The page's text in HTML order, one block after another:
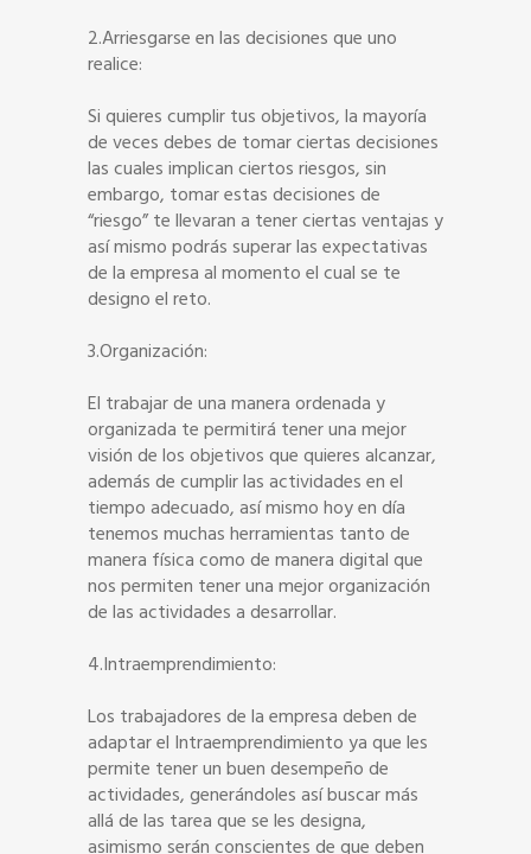
2.Arriesgarse en las decisiones que uno
realice:
Si quieres cumplir tus objetivos, la mayoría
de veces debes de tomar ciertas decisiones
las cuales implican ciertos riesgos, sin
embargo, tomar estas decisiones de
“riesgo” te llevaran a tener ciertas ventajas y
así mismo podrás superar las expectativas
de la empresa al momento el cual se te
designo el reto.
3.Organización:
El trabajar de una manera ordenada y
organizada te permitirá tener una mejor
visión de los objetivos que quieres alcanzar,
además de cumplir las actividades en el
tiempo adecuado, así mismo hoy en día
tenemos muchas herramientas tanto de
manera física como de manera digital que
nos permiten tener una mejor organización
de las actividades a desarrollar.
4.Intraemprendimiento:
Los trabajadores de la empresa deben de
adaptar el Intraemprendimiento ya que les
permite tener un buen desempeño de
actividades, generándoles así buscar más
allá de las tarea que se les designa,
asimismo serán conscientes de que deben